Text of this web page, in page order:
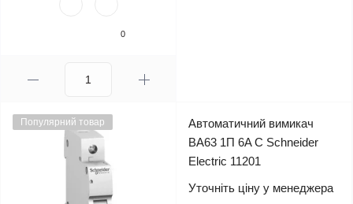
0
Популярний товар
Автоматичний вимикач
ВА63 1П 6A C Schneider
Electric 11201
Уточніть ціну у менеджера